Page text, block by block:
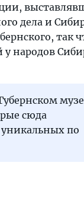
дела и
так
народов
сюда
уникальных по